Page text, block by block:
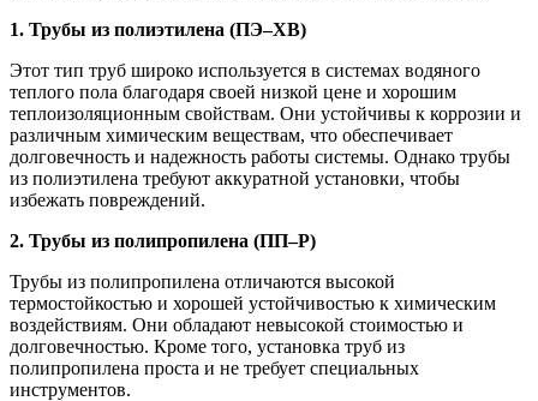
1. Трубы из полиэтилена (ПЭ–ХВ)
Этот тип труб широко используется в системах водяного
теплого пола благодаря своей низкой цене и хорошим
теплоизоляционным свойствам. Они устойчивы к коррозии и
различным химическим веществам, что обеспечивает
долговечность и надежность работы системы. Однако трубы
из полиэтилена требуют аккуратной установки, чтобы
избежать повреждений.
2. Трубы из полипропилена (ПП–Р)
Трубы из полипропилена отличаются высокой
термостойкостью и хорошей устойчивостью к химическим
воздействиям. Они обладают невысокой стоимостью и
долговечностью. Кроме того, установка труб из
полипропилена проста и не требует специальных
инструментов.